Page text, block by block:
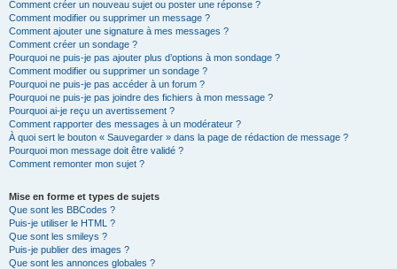
Comment créer un nouveau sujet ou poster une réponse ?
Comment modifier ou supprimer un message ?
Comment ajouter une signature à mes messages ?
Comment créer un sondage ?
Pourquoi ne puis-je pas ajouter plus d’options à mon sondage ?
Comment modifier ou supprimer un sondage ?
Pourquoi ne puis-je pas accéder à un forum ?
Pourquoi ne puis-je pas joindre des fichiers à mon message ?
Pourquoi ai-je reçu un avertissement ?
Comment rapporter des messages à un modérateur ?
À quoi sert le bouton « Sauvegarder » dans la page de rédaction de message ?
Pourquoi mon message doit être validé ?
Comment remonter mon sujet ?
Mise en forme et types de sujets
Que sont les BBCodes ?
Puis-je utiliser le HTML ?
Que sont les smileys ?
Puis-je publier des images ?
Que sont les annonces globales ?